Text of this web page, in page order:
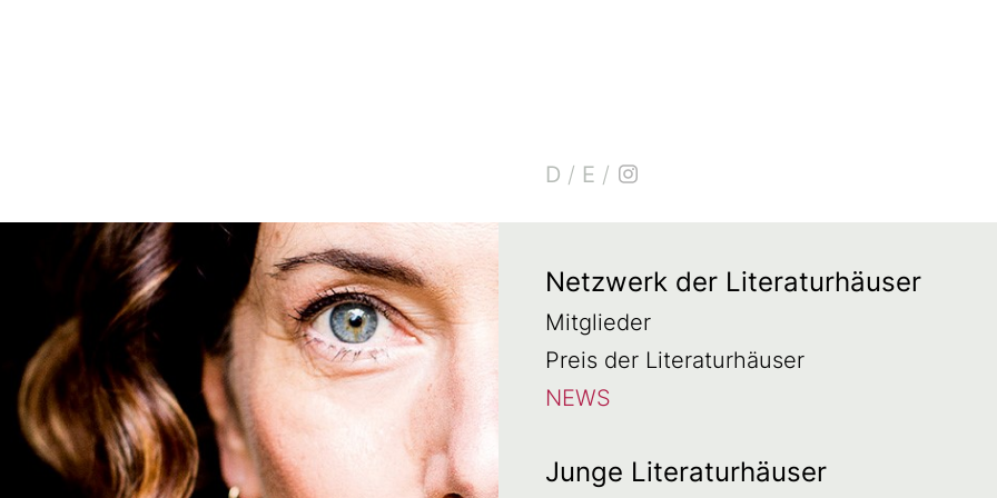
D / E /
Netzwerk der Literaturhäuser
Mitglieder
Preis der Literaturhäuser
NEWS
Junge Literaturhäuser